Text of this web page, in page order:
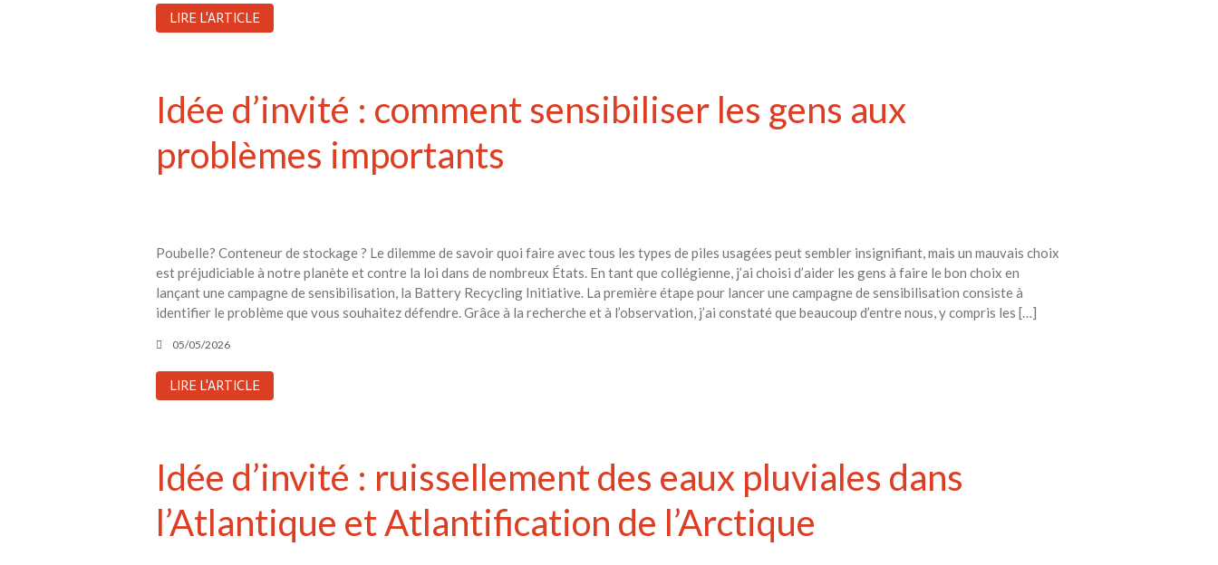
LIRE L'ARTICLE
Idée d’invité : comment sensibiliser les gens aux
problèmes importants
Poubelle? Conteneur de stockage ? Le dilemme de savoir quoi faire avec tous les types de piles usagées peut sembler insignifiant, mais un mauvais choix
est préjudiciable à notre planète et contre la loi dans de nombreux États. En tant que collégienne, j’ai choisi d’aider les gens à faire le bon choix en
lançant une campagne de sensibilisation, la Battery Recycling Initiative. La première étape pour lancer une campagne de sensibilisation consiste à
identifier le problème que vous souhaitez défendre. Grâce à la recherche et à l’observation, j’ai constaté que beaucoup d’entre nous, y compris les […]
05/05/2026
LIRE L'ARTICLE
Idée d’invité : ruissellement des eaux pluviales dans
l’Atlantique et Atlantification de l’Arctique